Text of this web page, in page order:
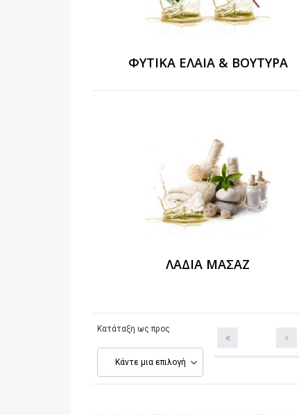
ΦΥΤΙΚΆ ΈΛΑΙΑ & ΒΟΎΤΥΡΑ
ΛΆΔΙΑ ΜΑΣΆΖ
Κατάταξη ως προς
Κάντε μια επιλογή